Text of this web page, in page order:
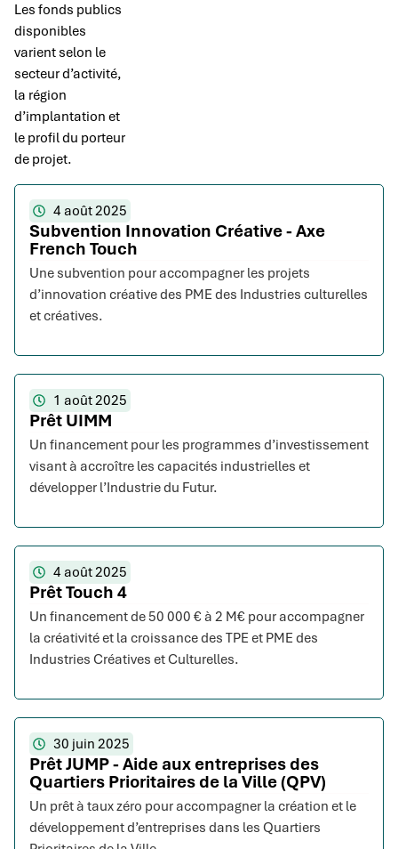
Les fonds publics
disponibles
varient selon le
secteur d’activité,
la région
d’implantation et
le profil du porteur
de projet.
4 août 2025
Subvention Innovation Créative - Axe
French Touch
Une subvention pour accompagner les projets
d’innovation créative des PME des Industries culturelles
et créatives.
1 août 2025
Prêt UIMM
Un financement pour les programmes d’investissement
visant à accroître les capacités industrielles et
développer l’Industrie du Futur.
4 août 2025
Prêt Touch 4
Un financement de 50 000 € à 2 M€ pour accompagner
la créativité et la croissance des TPE et PME des
Industries Créatives et Culturelles.
30 juin 2025
Prêt JUMP - Aide aux entreprises des
Quartiers Prioritaires de la Ville (QPV)
Un prêt à taux zéro pour accompagner la création et le
développement d’entreprises dans les Quartiers